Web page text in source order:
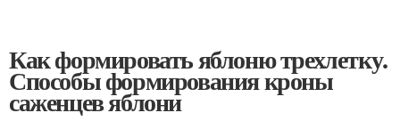
Как формировать яблоню трехлетку.
Способы формирования кроны
саженцев яблони